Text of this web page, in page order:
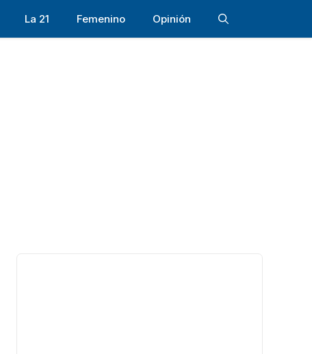
La 21 Femenino Opinión